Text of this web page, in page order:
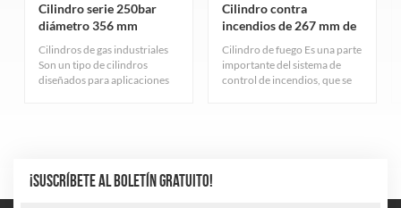
Cilindro serie 250bar
diámetro 356 mm
Cilindros de gas industriales
Son un tipo de cilindros
diseñados para aplicaciones
Cilindro contra
incendios de 267 mm de
diámetro y 150 bar
Cilindro de fuego Es una parte
importante del sistema de
control de incendios, que se
¡SUSCRÍBETE AL BOLETÍN GRATUITO!